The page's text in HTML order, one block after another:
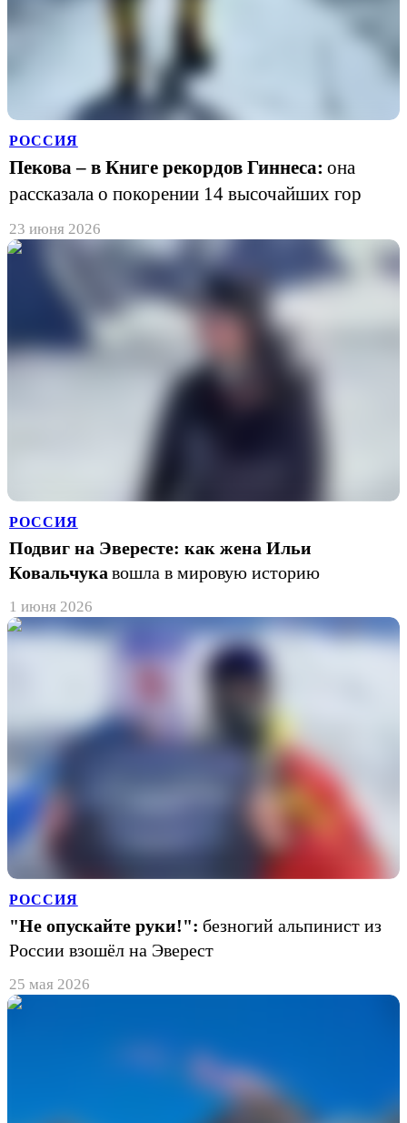
РОССИЯ
Пекова – в Книге рекордов Гиннеса: она
рассказала о покорении 14 высочайших гор
23 июня 2026
РОССИЯ
Подвиг на Эвересте: как жена Ильи
Ковальчука вошла в мировую историю
1 июня 2026
РОССИЯ
"Не опускайте руки!": безногий альпинист из
России взошёл на Эверест
25 мая 2026